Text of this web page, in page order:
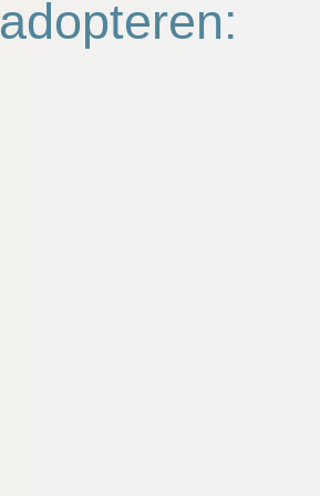
adopteren: